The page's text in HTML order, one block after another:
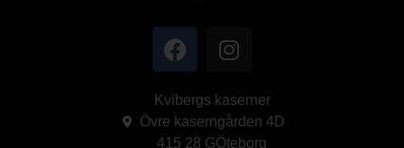
Kvibergs kaserner
Övre kaserngården 4D
415 28 GÖteborg